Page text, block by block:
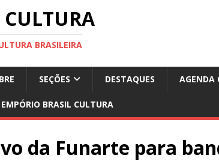
CULTURA
BRASILEIRA
SEÇÕES DESTAQUES AGENDA
EMPÓRIO BRASIL CULTURA
da Funarte para